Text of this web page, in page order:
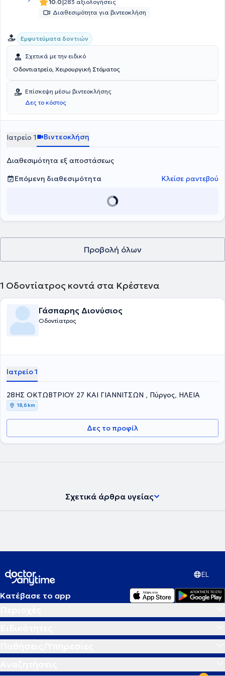
10.0|283 αξιολογήσεις
Διαθεσιμότητα για βιντεοκλήση
Εμφυτεύματα δοντιών
Σχετικά με την ειδικό
Οδοντιατρείο, Χειρουργική Στόματος
Επίσκεψη μέσω βιντεοκλήσης
Δες το κόστος
Ιατρείο 1 Βιντεοκλήση
Διαθεσιμότητα εξ αποστάσεως
Επόμενη διαθεσιμότητα
Κλείσε ραντεβού
Προβολή όλων
1 Οδοντίατρος κοντά στα Κρέστενα
Γάσπαρης Διονύσιος
Οδοντίατρος
Ιατρείο 1
28ΗΣ ΟΚΤΩΒΤΡΙΟΥ 27 ΚΑΙ ΓΙΑΝΝΙΤΣΩΝ , Πύργος, ΗΛΕΙΑ
18,6 km
Δες το προφίλ
Σχετικά άρθρα υγείας
EL
Κατέβασε το app